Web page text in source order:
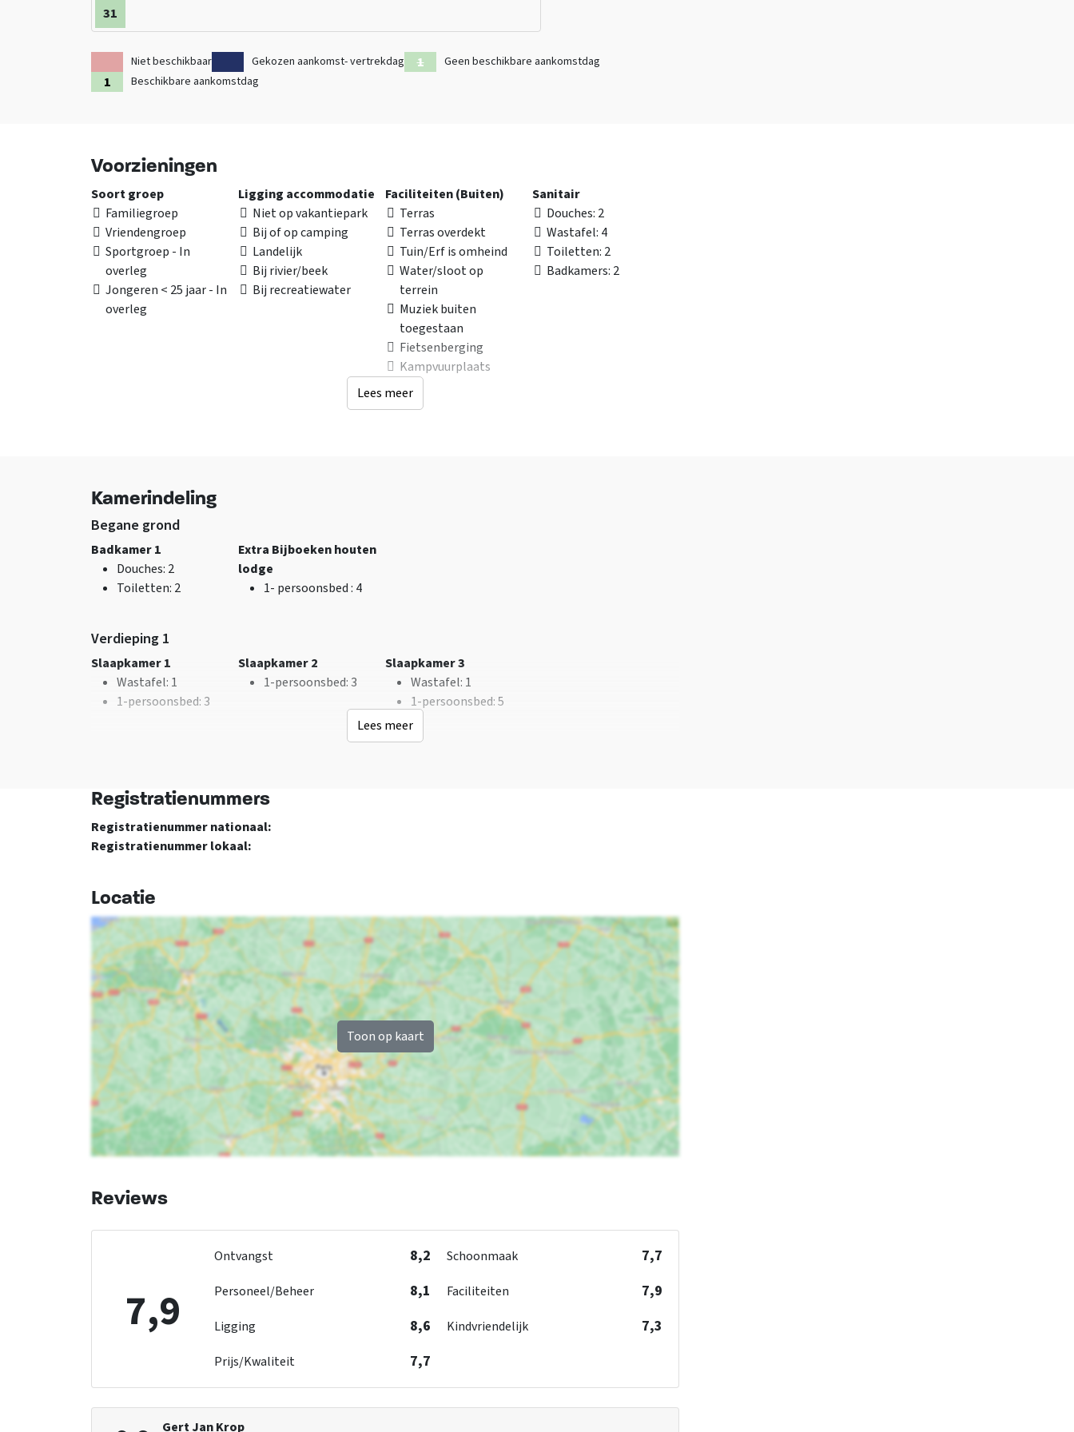
houten lodge bij te huren die op het terrein staat. De houten lodge heeft 4 slaapplekken.
Veiligheid; Rookmelders, brandblussers en blusdeken.
Bekijk ook de andere
31
Niet beschikbaar Gekozen aankomst- vertrekdag
Geen beschikbare aankomstdag
Beschikbare aankomstdag
Voorzieningen
Ligging accommodatie
Niet op vakantiepark
Bij of op camping
Landelijk
Bij rivier/beek
Bij recreatiewater
Faciliteiten (Buiten)
Terras
Terras overdekt
Tuin/Erf is omheind
Water/sloot op
terrein
Muziek buiten
toegestaan
Fietsenberging
Kampvuurplaats
Sanitair
Douches: 2
Wastafel: 4
Toiletten: 2
Badkamers: 2
TV
Soort groep
Familiegroep
Vriendengroep
Sportgroep - In
overleg
Jongeren < 25 jaar - In
overleg
Algemene gegevens
Afstanden tot
Slaapkamers
Overige
Lees meer
Kamerindeling
Begane grond
Badkamer 1
Douches: 2
Toiletten: 2
Extra Bijboeken houten
lodge
1- persoonsbed: 4
Verdieping 1
Slaapkamer 1
Wastafel: 1
1-persoonsbed: 3
Slaapkamer 2
1-persoonsbed: 3
Slaapkamer 3
Wastafel: 1
1-persoonsbed: 5
Lees meer
Registratienummers
Registratienummer nationaal:
Registratienummer lokaal:
Locatie
Toon op kaart
Reviews
7,9
Ontvangst 8,2 Schoonmaak 7,7
Personeel/Beheer 8,1 Faciliteiten 7,9
Ligging 8,6 Kindvriendelijk 7,3
Prijs/Kwaliteit 7,7
Gert Jan Krop